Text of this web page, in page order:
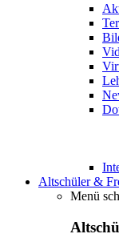
Altschüler &
Menü